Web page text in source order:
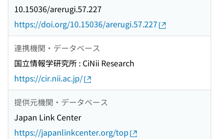
10.15036/arerugi.57.227
https://doi.org/10.15036/arerugi.57.227
連携機関・データベース
国立情報学研究所 : CiNii Research
https://cir.nii.ac.jp/
提供元機関・データベース
Japan Link Center
https://japanlinkcenter.org/top